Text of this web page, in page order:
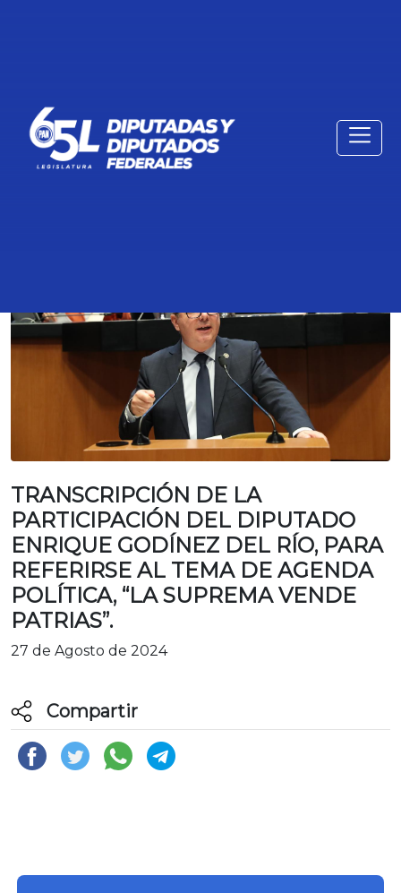
TRANSCRIPCIÓN DE LA
PARTICIPACIÓN DEL DIPUTADO
ENRIQUE GODÍNEZ DEL RÍO, PARA
REFERIRSE AL TEMA DE AGENDA
POLÍTICA, “LA SUPREMA VENDE
PATRIAS”.
27 de Agosto de 2024
Compartir